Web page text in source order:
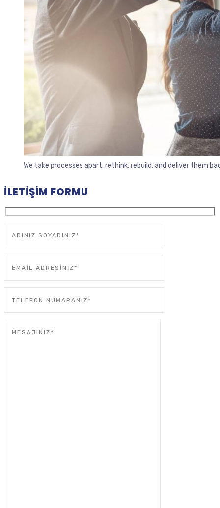
We take processes apart, rethink, rebuild, and deliver them
İLETIŞIM FORMU